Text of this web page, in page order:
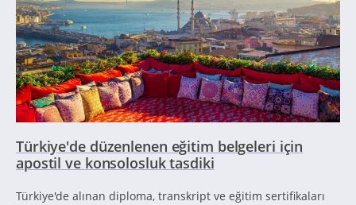
Türkiye'de düzenlenen eğitim belgeleri için
apostil ve konsolosluk tasdiki
Türkiye'de alınan diploma, transkript ve eğitim sertifikaları